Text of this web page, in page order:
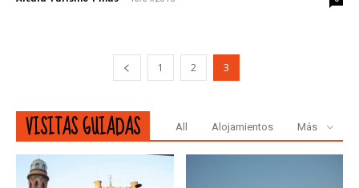
1 2 3
VISITAS GUIADAS All Alojamientos Más